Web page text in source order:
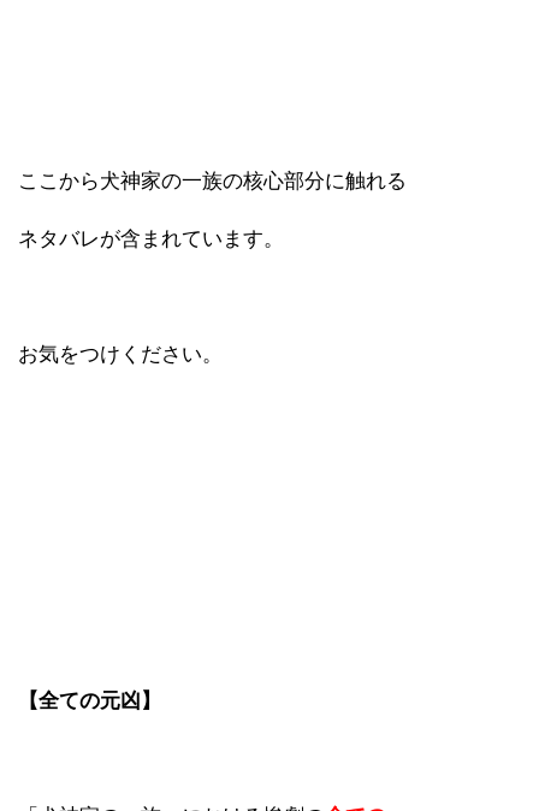
ここから犬神家の一族の核心部分に触れる
ネタバレが含まれています。
お気をつけください。
【全ての元凶】